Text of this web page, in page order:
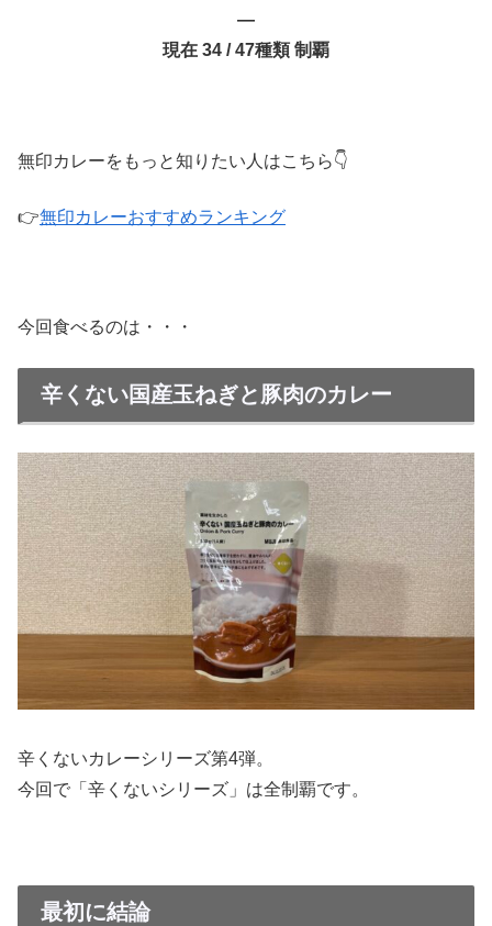
―
現在 34 / 47種類 制覇
無印カレーをもっと知りたい人はこちら👇
👉無印カレーおすすめランキング
今回食べるのは・・・
辛くない国産玉ねぎと豚肉のカレー
辛くないカレーシリーズ第4弾。
今回で「辛くないシリーズ」は全制覇です。
最初に結論